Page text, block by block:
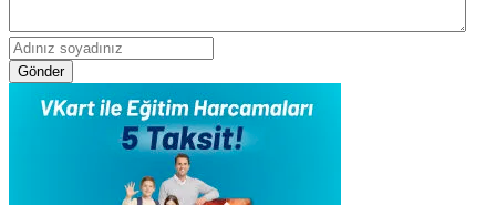
Gönder